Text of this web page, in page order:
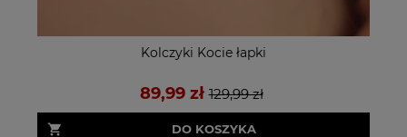
Kolczyki Kocie łapki
129,99 zł
89,99 zł
DO KOSZYKA